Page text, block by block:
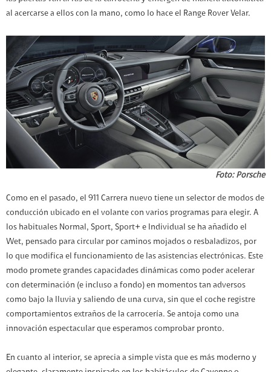
al acercarse a ellos con la mano, como lo hace el Range Rover Velar.
Foto: Porsche
Como en el pasado, el 911 Carrera nuevo tiene un selector de modos de
conducción ubicado en el volante con varios programas para elegir. A
los habituales Normal, Sport, Sport+ e Individual se ha añadido el
Wet, pensado para circular por caminos mojados o resbaladizos, por
lo que modifica el funcionamiento de las asistencias electrónicas. Este
modo promete grandes capacidades dinámicas como poder acelerar
con determinación (e incluso a fondo) en momentos tan adversos
como bajo la lluvia y saliendo de una curva, sin que el coche registre
comportamientos extraños de la carrocería. Se antoja como una
innovación espectacular que esperamos comprobar pronto.
En cuanto al interior, se aprecia a simple vista que es más moderno y